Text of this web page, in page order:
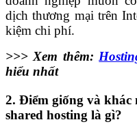
dịch thương mại trên
kiệm chi phí.
>>> Xem thêm:
hiểu nhất
2. Điểm giống và khác
shared hosting là gì?